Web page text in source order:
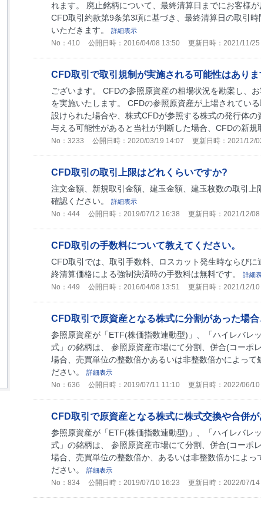
れます。 廃止銘柄について、最終清算日までにお客様
CFD取引約款第9条第3項に基づき、最終清算日の取引
いただきます。
詳細表示
No：410 公開日時：2016/04/08 13:50 更新日時：2021/11/25
CFD取引で取引規制が実施される可能性はあり
ございます。 CFDの参照原資産の相場状況を勘案し、
を実施いたします。 CFDの参照原資産が上場されてい
設けられた場合や、株式CFDが参照する株式の発行体
与える可能性があると当社が判断した場合、CFDの新規
No：3233 公開日時：2020/03/19 14:07 更新日時：2021/12/
CFD取引の取引上限はどれくらいですか?
注文金額、新規取引金額、建玉金額、建玉枚数の取引
確認ください。
詳細表示
No：444 公開日時：2019/07/12 16:38 更新日時：2021/12/08
CFD取引の手数料について教えてください。
CFD取引では、取引手数料、ロスカット発生時ならび
終清算価格による強制決済時の手数料は無料です。
詳細
No：449 公開日時：2016/04/08 13:51 更新日時：2021/12/10
CFD取引で原資産となる株式に分割があった場合
参照原資産が「ETF(株価指数連動型)」、「ハイレバレ
式」の銘柄は、 参照原資産市場にて分割、併合(コーポ
場合、売買単位の整数倍かあるいは非整数倍かによっ
ださい。
詳細表示
No：636 公開日時：2019/07/11 11:10 更新日時：2022/06/10
CFD取引で原資産となる株式に株式交換や合併が
参照原資産が「ETF(株価指数連動型)」、「ハイレバレ
式」の銘柄は、 参照原資産市場にて分割、併合(コーポ
場合、売買単位の整数倍か、あるいは非整数倍かによ
ださい。
詳細表示
No：834 公開日時：2019/07/10 16:23 更新日時：2022/07/14